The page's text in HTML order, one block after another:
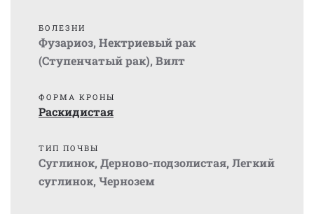
БОЛЕЗНИ
Фузариоз, Нектриевый рак
(Ступенчатый рак), Вилт
ФОРМА КРОНЫ
Раскидистая
ТИП ПОЧВЫ
Суглинок, Дерново-подзолистая, Легкий
суглинок, Чернозем